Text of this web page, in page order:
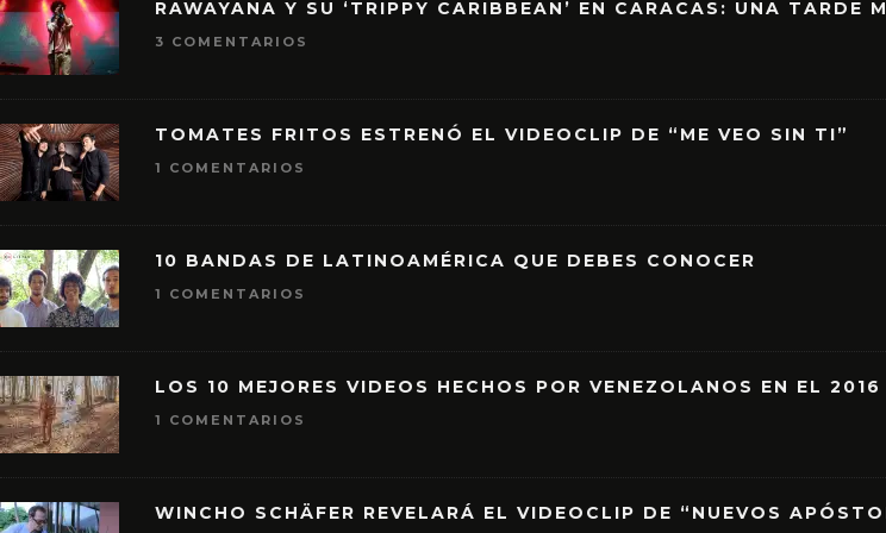
RAWAYANA Y SU ‘TRIPPY CARIBBEAN’ EN CARACAS: UNA TARDE
3 COMENTARIOS
TOMATES FRITOS ESTRENÓ EL VIDEOCLIP DE “ME VEO SIN TI”
1 COMENTARIOS
10 BANDAS DE LATINOAMÉRICA QUE DEBES CONOCER
1 COMENTARIOS
LOS 10 MEJORES VIDEOS HECHOS POR VENEZOLANOS EN EL 2016
1 COMENTARIOS
WINCHO SCHÄFER REVELARÁ EL VIDEOCLIP DE “NUEVOS